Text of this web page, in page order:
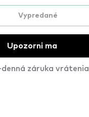
Vypredané
Upozorni ma
záruka vrátenia